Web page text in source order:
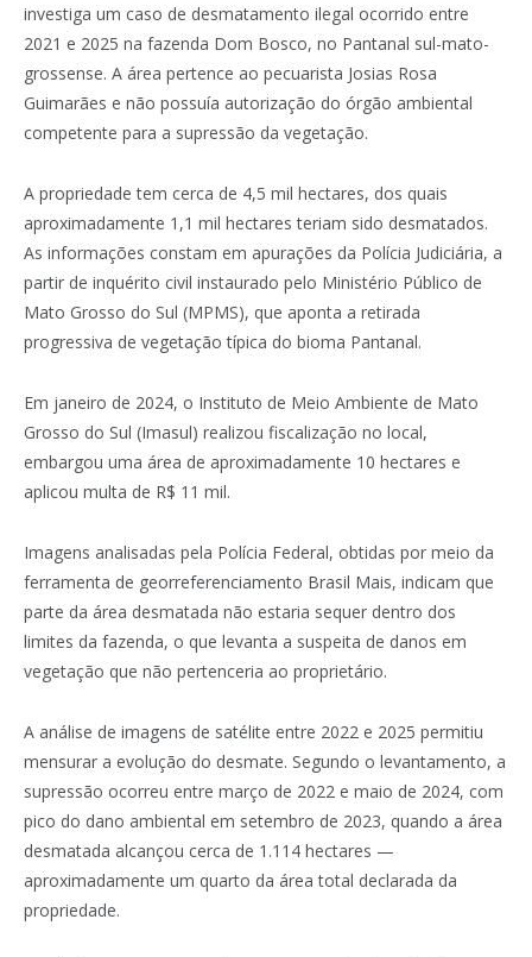
investiga um caso de desmatamento ilegal ocorrido entre
2021 e 2025 na fazenda Dom Bosco, no Pantanal sul-mato-
grossense. A área pertence ao pecuarista Josias Rosa
Guimarães e não possuía autorização do órgão ambiental
competente para a supressão da vegetação.
A propriedade tem cerca de 4,5 mil hectares, dos quais
aproximadamente 1,1 mil hectares teriam sido desmatados.
As informações constam em apurações da Polícia Judiciária, a
partir de inquérito civil instaurado pelo Ministério Público de
Mato Grosso do Sul (MPMS), que aponta a retirada
progressiva de vegetação típica do bioma Pantanal.
Em janeiro de 2024, o Instituto de Meio Ambiente de Mato
Grosso do Sul (Imasul) realizou fiscalização no local,
embargou uma área de aproximadamente 10 hectares e
aplicou multa de R$ 11 mil.
Imagens analisadas pela Polícia Federal, obtidas por meio da
ferramenta de georreferenciamento Brasil Mais, indicam que
parte da área desmatada não estaria sequer dentro dos
limites da fazenda, o que levanta a suspeita de danos em
vegetação que não pertenceria ao proprietário.
A análise de imagens de satélite entre 2022 e 2025 permitiu
mensurar a evolução do desmate. Segundo o levantamento, a
supressão ocorreu entre março de 2022 e maio de 2024, com
pico do dano ambiental em setembro de 2023, quando a área
desmatada alcançou cerca de 1.114 hectares —
aproximadamente um quarto da área total declarada da
propriedade.